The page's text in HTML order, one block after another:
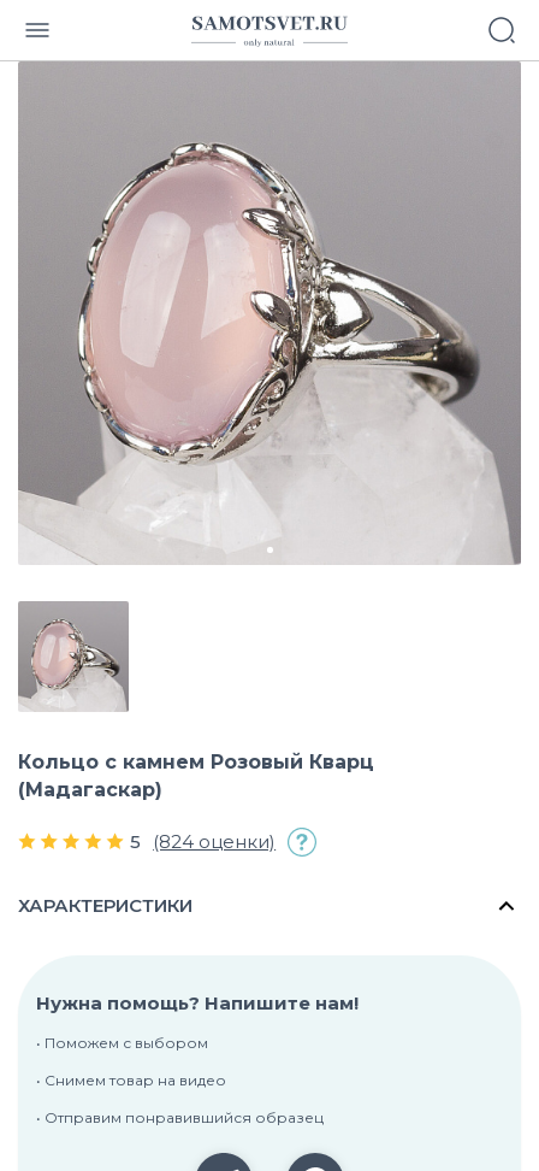
Кольцо с камнем Розовый Кварц
(Мадагаскар)
5 (824 оценки)
ХАРАКТЕРИСТИКИ
Нужна помощь? Напишите нам!
• Поможем с выбором
• Снимем товар на видео
• Отправим понравившийся образец